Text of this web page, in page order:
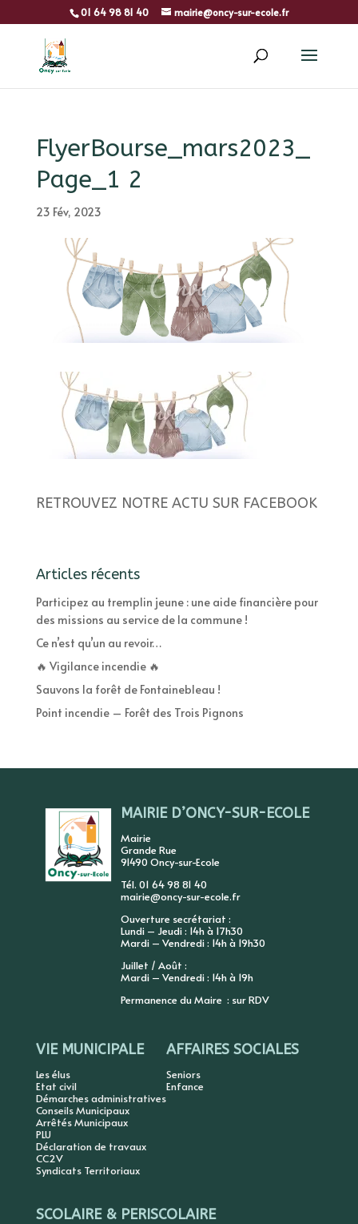
01 64 98 81 40 mairie@oncy-sur-ecole.fr
FlyerBourse_mars2023_
Page_1 2
23 Fév, 2023
RETROUVEZ NOTRE ACTU SUR FACEBOOK
Articles récents
Participez au tremplin jeune : une aide financière pour
des missions au service de la commune !
Ce n’est qu’un au revoir…
🔥 Vigilance incendie 🔥
Sauvons la forêt de Fontainebleau !
Point incendie – Forêt des Trois Pignons
MAIRIE D’ONCY-SUR-ECOLE
Mairie
Grande Rue
91490 Oncy-sur-Ecole
Tél. 01 64 98 81 40
mairie@oncy-sur-ecole.fr
Ouverture secrétariat :
Lundi – Jeudi : 14h à 17h30
Mardi – Vendredi : 14h à 19h30
Juillet / Août :
Mardi – Vendredi : 14h à 19h
Permanence du Maire : sur RDV
VIE MUNICIPALE
Les élus
Etat civil
Démarches administratives
Conseils Municipaux
Arrêtés Municipaux
PLU
Déclaration de travaux
CC2V
Syndicats Territoriaux
AFFAIRES SOCIALES
Seniors
Enfance
SCOLAIRE & PERISCOLAIRE